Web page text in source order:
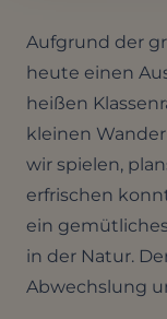
Aufgrund der
heute einen
heißen
kleinen
wir spielen,
erfrischen
ein
in der Natur.
Abwechslung